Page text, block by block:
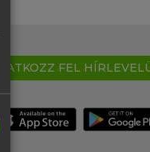
IRATKOZZ FEL